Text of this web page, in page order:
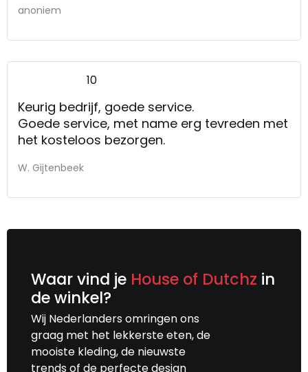
anoniem
10
Keurig bedrijf, goede service.
Goede service, met name erg tevreden met
het kosteloos bezorgen.
W. Gijtenbeek
Waar vind je House of Dutchz in
de winkel?
Wij Nederlanders omringen ons
graag met het lekkerste eten, de
mooiste kleding, de nieuwste
trends of de perfecte design